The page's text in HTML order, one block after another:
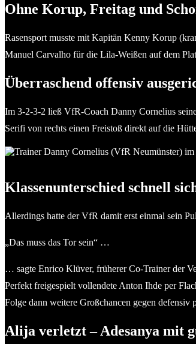
Ohne Korup, Freitag und
Rasensport musste mit Kapitän Kenny Korup
Manuel Carvalho für die Lila-Weißen auf dem
Überraschend offensiv
Im 3-2-3-2 ließ VfR-Coach Danny Cornelius
Serifi von rechts einen Freistoß direkt auf die
Klassenunterschied schnell
Allerdings hatte der VfR damit erst einmal sein
„Das muss das Tor sein“ …
… sagte Enrico Klüver, früherer Co-Trainer der
Perfekt freigespielt vollendete Anton Ihde per
Folge dann weitere Großchancen gegen
Alija verletzt – Adesanya mit